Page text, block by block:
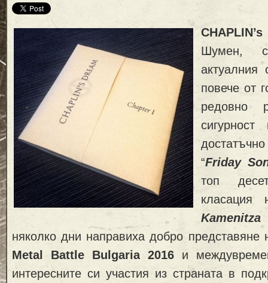
Шумен,
актуалния
повече от
редовно
“Friday
топ
класация
няколко дни направиха добро представяне
Metal Battle Bulgaria 2016 и
интересните си участия из страната в